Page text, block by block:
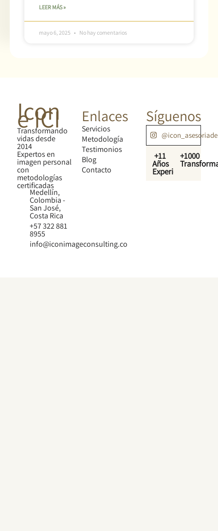
LEER MÁS »
mayo 6, 2025 No hay comentarios
Icon
e ICI
Transformando
vidas desde
2014
Expertos en
imagen personal
con
metodologías
certificadas
Medellín,
Colombia -
San José,
Costa Rica
+57 322 881
8955
info@iconimageconsulting.co
Enlaces
Servicios
Metodología
Testimonios
Blog
Contacto
Síguenos
+11
Años
Experiencia
+1000